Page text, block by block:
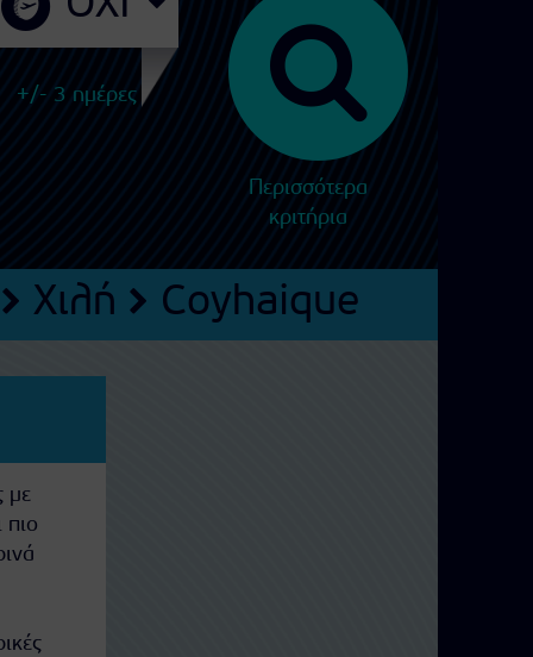
+/- 3 ημέρες
Περισσότερα
κριτήρια
Χιλή Coyhaique
με
πιο